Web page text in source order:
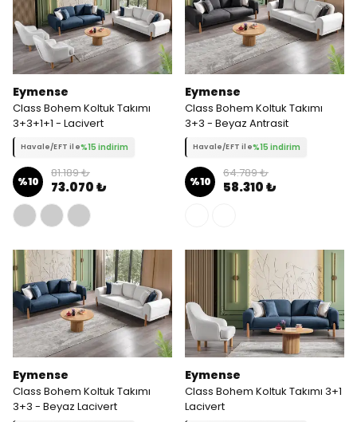
Eymense
Class Bohem Koltuk Takımı
3+3+1+1 - Lacivert
Havale/EFT ile%15 indirim
%10
81.189 ₺
73.070 ₺
Eymense
Class Bohem Koltuk Takımı
3+3 - Beyaz Antrasit
Havale/EFT ile%15 indirim
%10
64.789 ₺
58.310 ₺
Eymense
Class Bohem Koltuk Takımı
3+3 - Beyaz Lacivert
Eymense
Class Bohem Koltuk Takımı 3+1
Lacivert